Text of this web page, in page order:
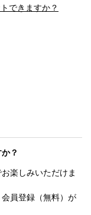
できますか？
？
楽しみいただけま
員登録（無料）が